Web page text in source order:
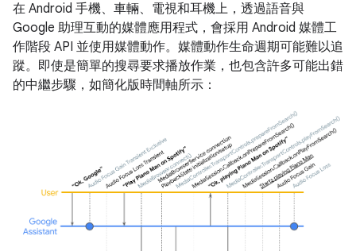
在 Android 手機、車輛、電視和耳機上，透過語音與
Google 助理互動的媒體應用程式，會採用 Android 媒體工
作階段 API 並使用媒體動作。媒體動作生命週期可能難以追
蹤。即使是簡單的搜尋要求播放作業，也包含許多可能出錯
的中繼步驟，如簡化版時間軸所示：